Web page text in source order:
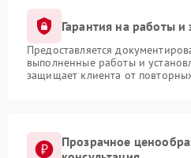
Гарантия на работы и
Предоставляется
выполненные работы и
защищает клиента от
Прозрачное